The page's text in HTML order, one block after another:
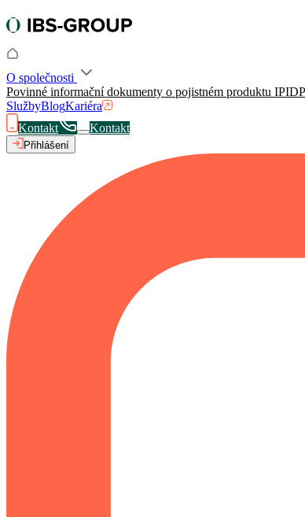
O společnosti
Povinné informační dokumenty o pojistném produktu IPID
SlužbyBlogKariéra
Kontakt
Kontakt
Přihlášení